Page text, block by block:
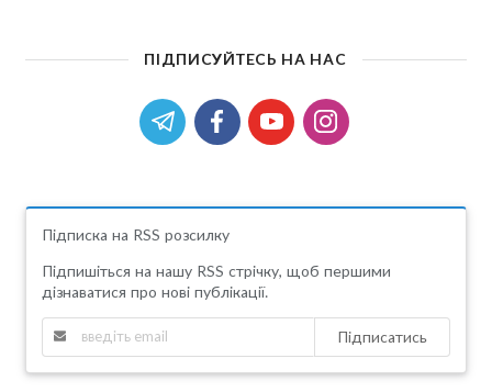
ПІДПИСУЙТЕСЬ НА НАС
Підписка на RSS розсилку
Підпишіться на нашу RSS стрічку, щоб першими
дізнаватися про нові публікації.
Підписатись